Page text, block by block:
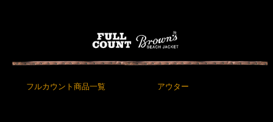
フルカウント商品一覧 アウター